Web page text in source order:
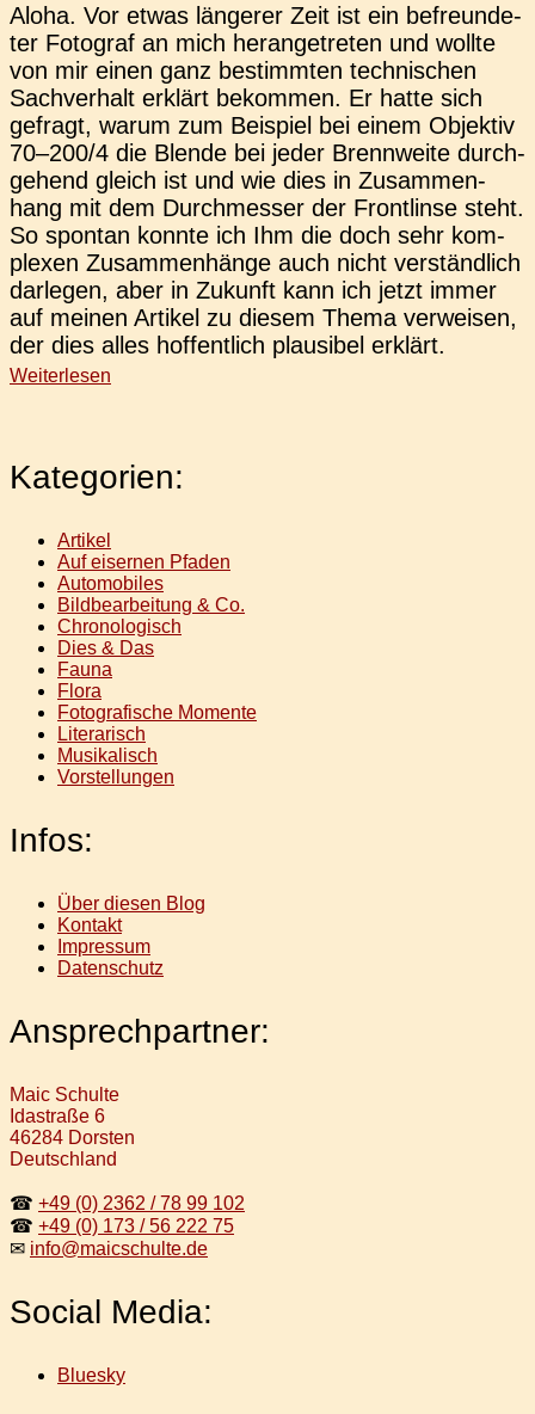
Aloha. Vor etwas län­ge­rer Zeit ist ein befreun­de­
ter Foto­graf an mich her­an­ge­tre­ten und wollte
von mir einen ganz bestimm­ten tech­ni­schen
Sach­ver­halt erklärt bekom­men. Er hatte sich
gefragt, warum zum Bei­spiel bei einem Objek­tiv
70–200/4 die Blende bei jeder Brenn­wei­te durch­
ge­hend gleich ist und wie dies in Zusam­men­
hang mit dem Durch­mes­ser der Front­lin­se steht.
So spon­tan konnte ich Ihm die doch sehr kom­
ple­xen Zusam­men­hän­ge auch nicht ver­ständ­lich
dar­le­gen, aber in Zukunft kann ich jetzt immer
auf meinen Arti­kel zu diesem Thema ver­wei­sen,
der dies alles hof­fent­lich plau­si­bel erklärt.
Weiterlesen
Kategorien:
Artikel
Auf eisernen Pfaden
Automobiles
Bildbearbeitung & Co.
Chronologisch
Dies & Das
Fauna
Flora
Fotografische Momente
Literarisch
Musikalisch
Vorstellungen
Infos:
Über diesen Blog
Kontakt
Impressum
Datenschutz
Ansprechpartner:
Maic Schulte
Idastraße 6
46284 Dorsten
Deutschland
☎ +49 (0) 2362 / 78 99 102
☎ +49 (0) 173 / 56 222 75
✉ info@maicschulte.de
Social Media:
Bluesky